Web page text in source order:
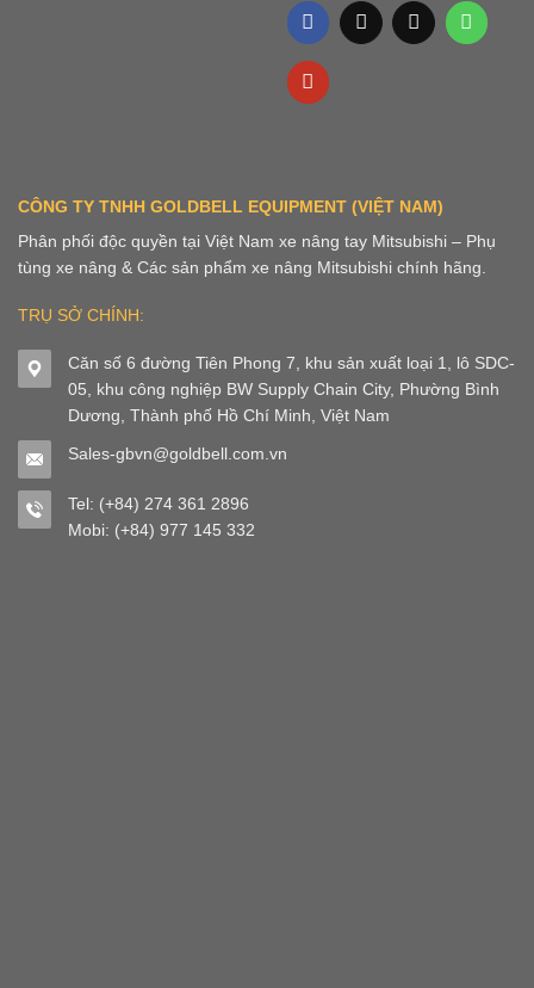
CÔNG TY TNHH GOLDBELL EQUIPMENT (VIỆT NAM)
Phân phối độc quyền tại Việt Nam xe nâng tay Mitsubishi – Phụ
tùng xe nâng & Các sản phẩm xe nâng Mitsubishi chính hãng.
TRỤ SỞ CHÍNH:
Căn số 6 đường Tiên Phong 7, khu sản xuất loại 1, lô SDC-
05, khu công nghiệp BW Supply Chain City, Phường Bình
Dương, Thành phố Hồ Chí Minh, Việt Nam
Sales-gbvn@goldbell.com.vn
Tel: (+84) 274 361 2896
Mobi: (+84) 977 145 332